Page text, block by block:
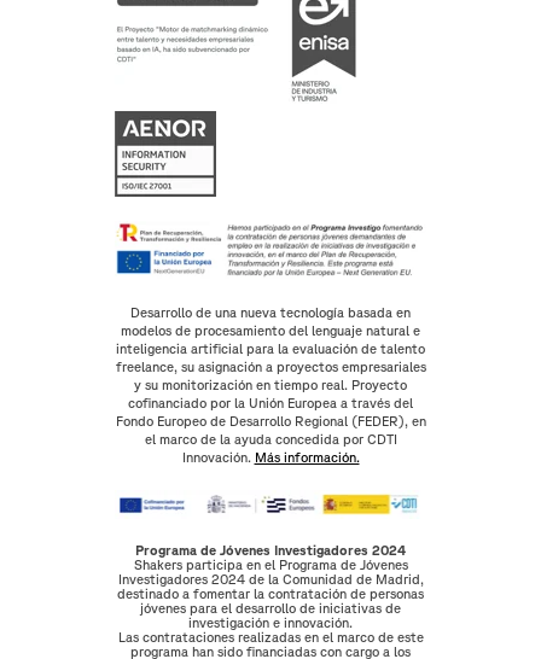
Desarrollo de una nueva tecnología basada en
modelos de procesamiento del lenguaje natural e
inteligencia artificial para la evaluación de talento
freelance, su asignación a proyectos empresariales
y su monitorización en tiempo real. Proyecto
cofinanciado por la Unión Europea a través del
Fondo Europeo de Desarrollo Regional (FEDER), en
el marco de la ayuda concedida por CDTI
Innovación. Más información.
Programa de Jóvenes Investigadores 2024
Shakers participa en el Programa de Jóvenes
Investigadores 2024 de la Comunidad de Madrid,
destinado a fomentar la contratación de personas
jóvenes para el desarrollo de iniciativas de
investigación e innovación.
Las contrataciones realizadas en el marco de este
programa han sido financiadas con cargo a los